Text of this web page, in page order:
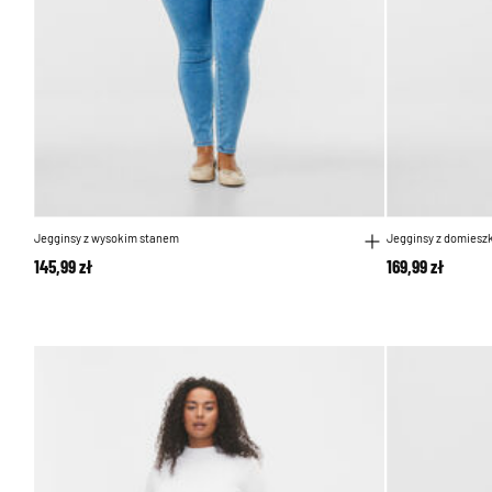
Jegginsy z wysokim stanem
145,99 zł
Jegginsy z
169,99 zł